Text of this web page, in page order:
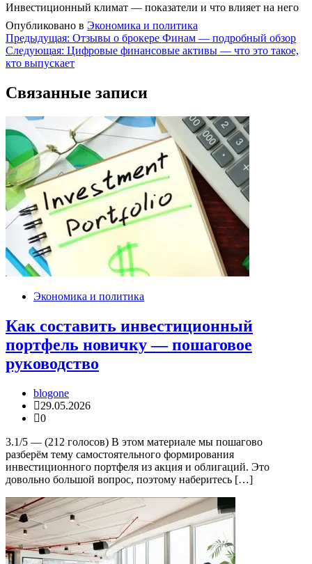
Навигация
по
записям
Предыдущая
запись:
Инвестиционный климат — показатели и что влияет на него
Опубликовано в Экономика и политика
Навигация
по
Предыдущая: Отзывы о брокере Финам — подробный обзор
Следующая: Цифровые финансовые активы — что это такое,
кто выпускает
Связанные записи
Экономика и политика
Как составить инвестиционный
портфель новичку — пошаговое
руководство
blogone
29.05.2026
0
3.1/5 — (212 голосов) В этом материале мы пошагово
разберём тему самостоятельного формирования
инвестиционного портфеля из акция и облигаций. Это
довольно большой вопрос, поэтому наберитесь […]